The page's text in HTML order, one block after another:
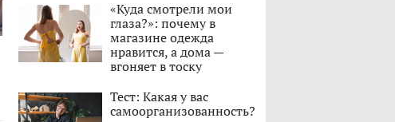
«Куда смотрели мои
глаза?»: почему в
магазине одежда
нравится, а дома —
вгоняет в тоску
Тест: Какая у вас
самоорганизованность?